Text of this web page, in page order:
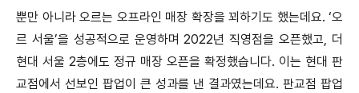
뿐만 아니라 오르는 오프라인 매장 확장을 꾀하기도 했는데요. ‘오
르 서울’을 성공적으로 운영하며 2022년 직영점을 오픈했고, 더
현대 서울 2층에도 정규 매장 오픈을 확정했습니다. 이는 현대 판
교점에서 선보인 팝업이 큰 성과를 낸 결과였는데요. 판교점 팝업